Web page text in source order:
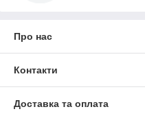
Про нас
Контакти
Доставка та оплата